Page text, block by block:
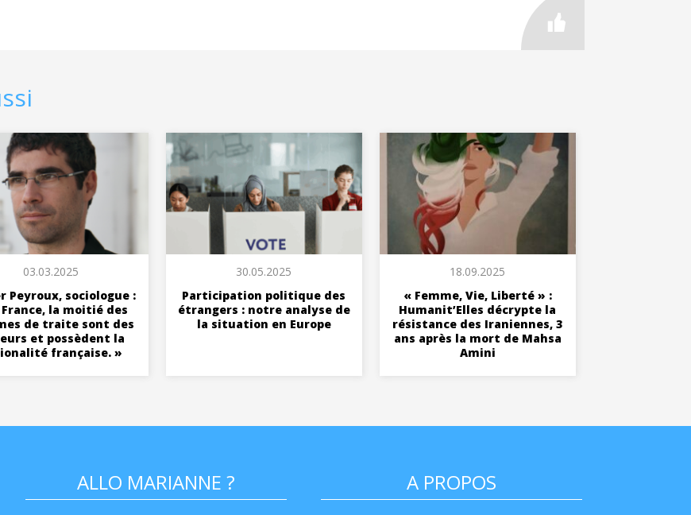
03.03.2025
Peyroux, sociologue :
France, la moitié des
de traite sont des
et possèdent la
française. »
30.05.2025
Participation politique des
étrangers : notre analyse de
la situation en Europe
18.09.2025
« Femme, Vie, Liberté » :
Humanit’Elles décrypte la
résistance des Iraniennes, 3
ans après la mort de Mahsa
Amini
ALLO MARIANNE ? A PROPOS